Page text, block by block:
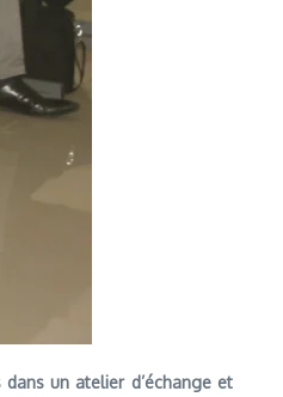
un atelier d’échange et